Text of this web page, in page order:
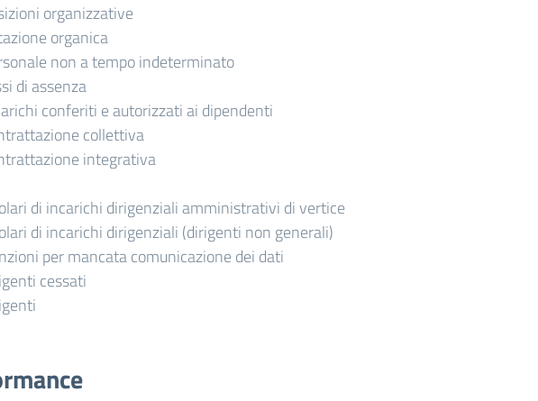
organizzative
organica
non a tempo indeterminato
di assenza
conferiti e autorizzati ai dipendenti
collettiva
integrativa
di incarichi dirigenziali amministrativi di vertice
di incarichi dirigenziali (dirigenti non generali)
per mancata comunicazione dei dati
cessati